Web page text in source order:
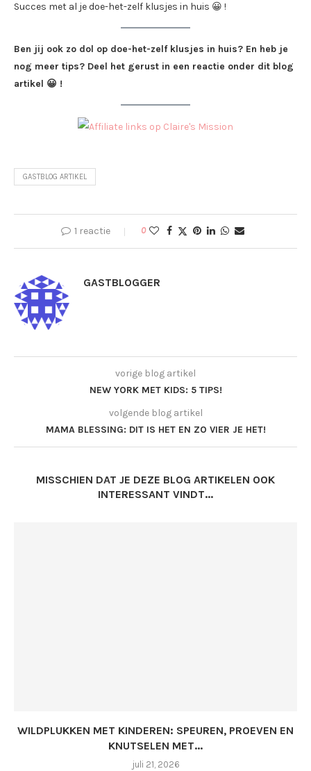
Succes met al je doe-het-zelf klusjes in huis 😀 !
Ben jij ook zo dol op doe-het-zelf klusjes in huis? En heb je
nog meer tips? Deel het gerust in een reactie onder dit blog
artikel 😀 !
GASTBLOG ARTIKEL
1 reactie 0
GASTBLOGGER
vorige blog artikel
NEW YORK MET KIDS: 5 TIPS!
volgende blog artikel
MAMA BLESSING: DIT IS HET EN ZO VIER JE HET!
MISSCHIEN DAT JE DEZE BLOG ARTIKELEN OOK
INTERESSANT VINDT...
WILDPLUKKEN MET KINDEREN: SPEUREN, PROEVEN EN
KNUTSELEN MET...
juli 21, 2026